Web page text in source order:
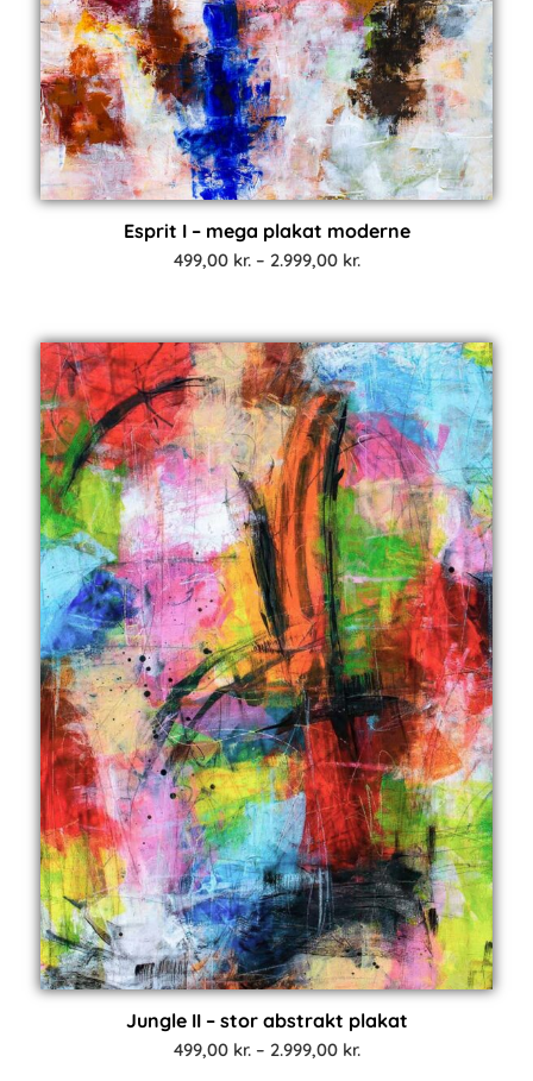
Esprit I – mega plakat moderne
499,00 kr. – 2.999,00 kr.Prisinterval:
Jungle II – stor abstrakt plakat
499,00 kr. – 2.999,00 kr.Prisinterval: